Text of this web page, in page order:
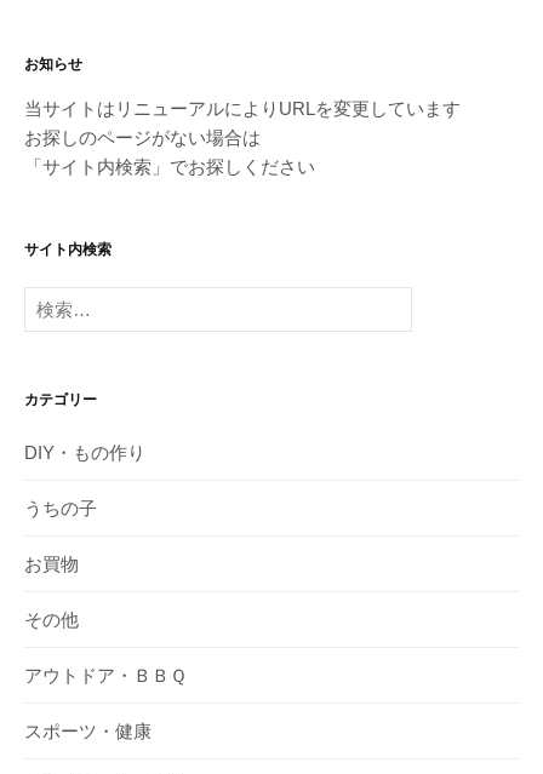
お知らせ
当サイトはリニューアルによりURLを変更しています
お探しのページがない場合は
「サイト内検索」でお探しください
サイト内検索
検
索:
カテゴリー
DIY・もの作り
うちの子
お買物
その他
アウトドア・ＢＢＱ
スポーツ・健康